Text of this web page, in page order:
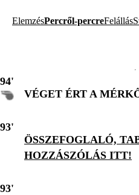
ElemzésPercről-percreFelállás
94'
VÉGET ÉRT A
93'
ÖSSZEFOGLALÓ,
HOZZÁSZÓLÁS ITT!
93'